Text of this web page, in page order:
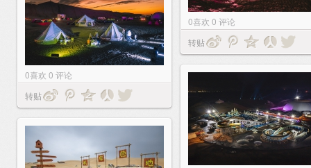
0喜欢 0 评论
转贴
0喜欢 0 评论
转贴